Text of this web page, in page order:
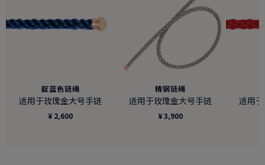
靛蓝色链绳
适用于玫瑰金大号手链
¥ 2,600
精钢链绳
适用于玫瑰金大号手链
¥ 3,900
适用